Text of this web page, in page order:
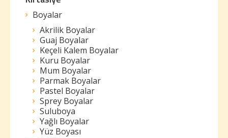
Boyalar
Akrilik Boyalar
Guaj Boyalar
Keçeli Kalem Boyalar
Kuru Boyalar
Mum Boyalar
Parmak Boyalar
Pastel Boyalar
Sprey Boyalar
Suluboya
Yağlı Boyalar
Yüz Boyası